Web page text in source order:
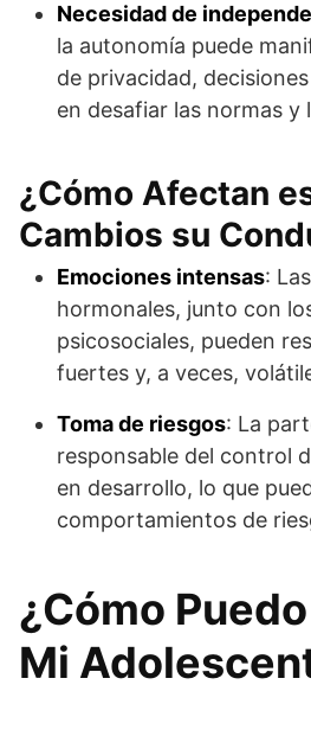
Necesidad de
la autonomía puede
de privacidad,
en desafiar las normas y
¿Cómo Afectan
Cambios su
Emociones intensas:
hormonales, junto con
psicosociales, pueden
fuertes y, a veces,
Toma de riesgos: La
responsable del control
en desarrollo, lo que
comportamientos de
¿Cómo
Mi